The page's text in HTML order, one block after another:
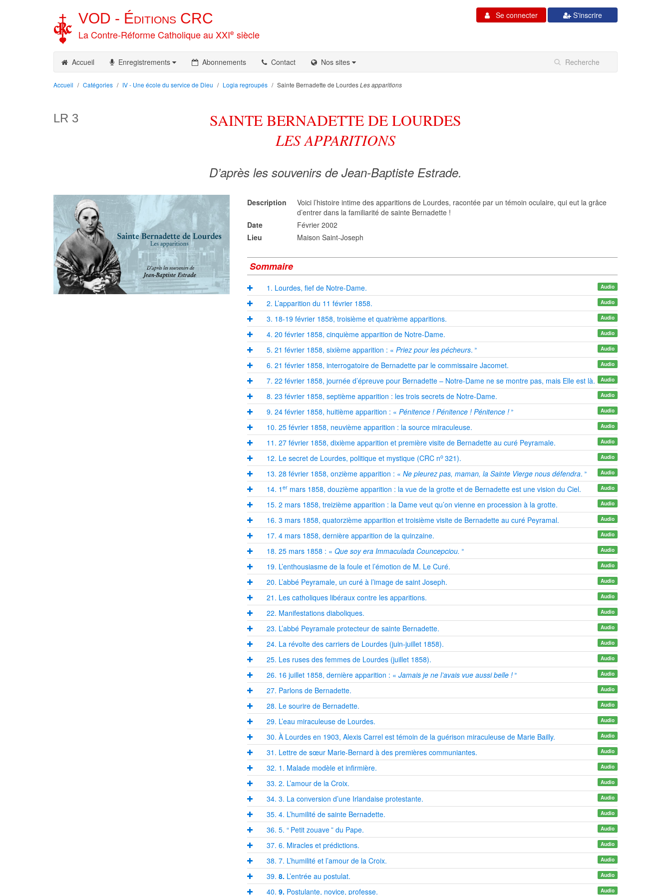
VOD - Éditions CRC
La Contre-Réforme Catholique au XXIe siècle
S'inscrire
Se connecter
Accueil Enregistrements Abonnements Contact Nos sites
Accueil Catégories IV - Une école du service de Dieu Logia regroupés Sainte Bernadette de LourdesLes apparitions
LR 3
SAINTE BERNADETTE DE LOURDES
LES APPARITIONS
D’après les souvenirs de Jean-Baptiste Estrade.
Description
Voici l’histoire intime des apparitions de Lourdes, racontée par un témoin oculaire, qui eut la grâce
d’entrer dans la familiarité de sainte Bernadette !
Date
Février 2002
Lieu
Maison Saint-Joseph
Sommaire
Audio
1. Lourdes, fief de Notre-Dame.
Audio
2. L’apparition du 11 février 1858.
Audio
3. 18-19 février 1858, troisième et quatrième apparitions.
Audio
4. 20 février 1858, cinquième apparition de Notre-Dame.
Audio
5. 21 février 1858, sixième apparition : «Priez pour les pécheurs. »
Audio
6. 21 février 1858, interrogatoire de Bernadette par le commissaire Jacomet.
Audio
7. 22 février 1858, journée d’épreuve pour Bernadette – Notre-Dame ne se montre pas, mais Elle est là.
Audio
8. 23 février 1858, septième apparition : les trois secrets de Notre-Dame.
Audio
9. 24 février 1858, huitième apparition : «Pénitence ! Pénitence ! Pénitence ! »
Audio
10. 25 février 1858, neuvième apparition : la source miraculeuse.
Audio
11. 27 février 1858, dixième apparition et première visite de Bernadette au curé Peyramale.
Audio
12. Le secret de Lourdes, politique et mystique (CRC no321).
Audio
13. 28 février 1858, onzième apparition : «Ne pleurez pas, maman, la Sainte Vierge nous défendra. »
Audio
14. 1er mars 1858, douzième apparition : la vue de la grotte et de Bernadette est une vision du Ciel.
Audio
15. 2 mars 1858, treizième apparition : la Dame veut qu’on vienne en procession à la grotte.
Audio
16. 3 mars 1858, quatorzième apparition et troisième visite de Bernadette au curé Peyramal.
Audio
17. 4 mars 1858, dernière apparition de la quinzaine.
Audio
18. 25 mars 1858 : «Que soy era Immaculada Councepciou. »
Audio
19. L’enthousiasme de la foule et l’émotion de M. Le Curé.
Audio
20. L’abbé Peyramale, un curé à l’image de saint Joseph.
Audio
21. Les catholiques libéraux contre les apparitions.
Audio
22. Manifestations diaboliques.
Audio
23. L’abbé Peyramale protecteur de sainte Bernadette.
Audio
24. La révolte des carriers de Lourdes (juin-juillet 1858).
Audio
25. Les ruses des femmes de Lourdes (juillet 1858).
Audio
26. 16 juillet 1858, dernière apparition : «Jamais je ne l’avais vue aussi belle ! »
Audio
27. Parlons de Bernadette.
Audio
28. Le sourire de Bernadette.
Audio
29. L’eau miraculeuse de Lourdes.
Audio
30. À Lourdes en 1903, Alexis Carrel est témoin de la guérison miraculeuse de Marie Bailly.
Audio
31. Lettre de sœur Marie-Bernard à des premières communiantes.
Audio
32. 1. Malade modèle et infirmière.
Audio
33. 2. L’amour de la Croix.
Audio
34. 3. La conversion d’une Irlandaise protestante.
Audio
35. 4. L’humilité de sainte Bernadette.
Audio
36. 5. “ Petit zouave” du Pape.
Audio
37. 6. Miracles et prédictions.
Audio
38. 7. L’humilité et l’amour de la Croix.
Audio
39.8. L’entrée au postulat.
Audio
40.9. Postulante, novice, professe.